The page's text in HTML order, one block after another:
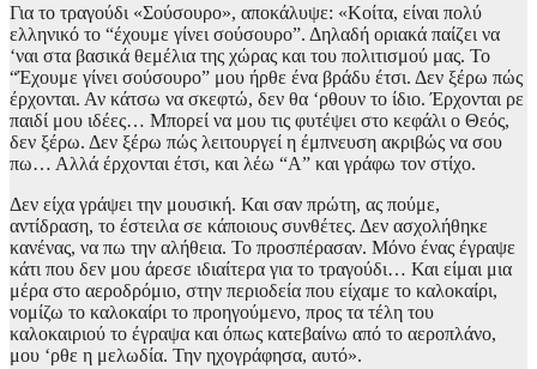
Για το τραγούδι «Σούσουρο», αποκάλυψε: «Κοίτα, είναι πολύ
ελληνικό το “έχουμε γίνει σούσουρο”. Δηλαδή οριακά παίζει να
‘ναι στα βασικά θεμέλια της χώρας και του πολιτισμού μας. Το
“Έχουμε γίνει σούσουρο” μου ήρθε ένα βράδυ έτσι. Δεν ξέρω πώς
έρχονται. Αν κάτσω να σκεφτώ, δεν θα ‘ρθουν το ίδιο. Έρχονται ρε
παιδί μου ιδέες… Μπορεί να μου τις φυτέψει στο κεφάλι ο Θεός,
δεν ξέρω. Δεν ξέρω πώς λειτουργεί η έμπνευση ακριβώς να σου
πω… Αλλά έρχονται έτσι, και λέω “Α” και γράφω τον στίχο.
Δεν είχα γράψει την μουσική. Και σαν πρώτη, ας πούμε,
αντίδραση, το έστειλα σε κάποιους συνθέτες. Δεν ασχολήθηκε
κανένας, να πω την αλήθεια. Το προσπέρασαν. Μόνο ένας έγραψε
κάτι που δεν μου άρεσε ιδιαίτερα για το τραγούδι… Και είμαι μια
μέρα στο αεροδρόμιο, στην περιοδεία που είχαμε το καλοκαίρι,
νομίζω το καλοκαίρι το προηγούμενο, προς τα τέλη του
καλοκαιριού το έγραψα και όπως κατεβαίνω από το αεροπλάνο,
μου ‘ρθε η μελωδία. Την ηχογράφησα, αυτό».